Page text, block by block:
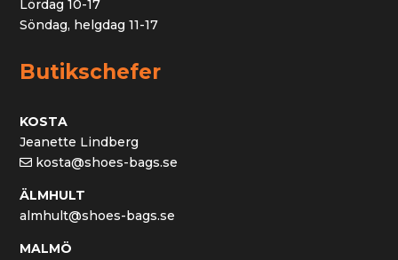
Lördag 10-17
Söndag, helgdag 11-17
Butikschefer
KOSTA
Jeanette Lindberg
kosta@shoes-bags.se
ÄLMHULT
almhult@shoes-bags.se
MALMÖ